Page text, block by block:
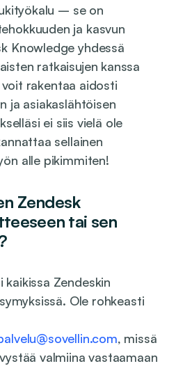
– se on
ja kasvun
Knowledge yhdessä
ratkaisujen kanssa
rakentaa aidosti
ja asiakaslähtöisen
ei siis vielä ole
sellainen
alle pikimmiten!
Zendesk
tai sen
kaikissa Zendeskin
Ole rohkeasti
, missä
valmiina vastaamaan